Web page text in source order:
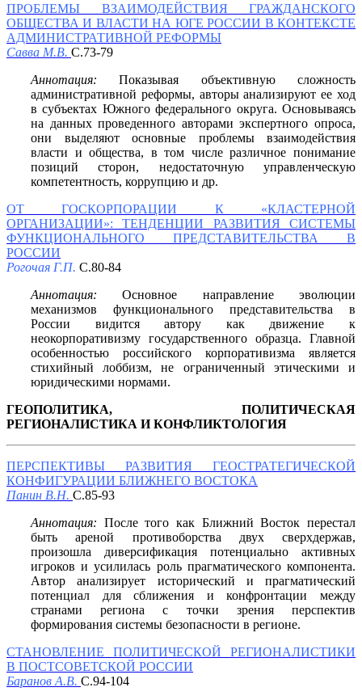
ПРОБЛЕМЫ ВЗАИМОДЕЙСТВИЯ ГРАЖДАНСКОГО
ОБЩЕСТВА И ВЛАСТИ НА ЮГЕ РОССИИ В КОНТЕКСТЕ
АДМИНИСТРАТИВНОЙ РЕФОРМЫ
Савва М.В. С.73-79
Аннотация:Показывая объективную сложность
административной реформы, авторы анализируют ее ход
в субъектах Южного федерального округа. Основываясь
на данных проведенного авторами экспертного опроса,
они выделяют основные проблемы взаимодействия
власти и общества, в том числе различное понимание
позиций сторон, недостаточную управленческую
компетентность, коррупцию и др.
ОТ ГОСКОРПОРАЦИИ К «КЛАСТЕРНОЙ
ОРГАНИЗАЦИИ»: ТЕНДЕНЦИИ РАЗВИТИЯ СИСТЕМЫ
ФУНКЦИОНАЛЬНОГО ПРЕДСТАВИТЕЛЬСТВА В
РОССИИ
Рогочая Г.П. С.80-84
Аннотация:Основное направление эволюции
механизмов функционального представительства в
России видится автору как движение к
неокорпоративизму государственного образца. Главной
особенностью российского корпоративизма является
стихийный лоббизм, не ограниченный этическими и
юридическими нормами.
ГЕОПОЛИТИКА, ПОЛИТИЧЕСКАЯ
РЕГИОНАЛИСТИКА И КОНФЛИКТОЛОГИЯ
ПЕРСПЕКТИВЫ РАЗВИТИЯ ГЕОСТРАТЕГИЧЕСКОЙ
КОНФИГУРАЦИИ БЛИЖНЕГО ВОСТОКА
Панин В.Н. С.85-93
Аннотация: После того как Ближний Восток перестал
быть ареной противоборства двух сверхдержав,
произошла диверсификация потенциально активных
игроков и усилилась роль прагматического компонента.
Автор анализирует исторический и прагматический
потенциал для сближения и конфронтации между
странами региона с точки зрения перспектив
формирования системы безопасности в регионе.
СТАНОВЛЕНИЕ ПОЛИТИЧЕСКОЙ РЕГИОНАЛИСТИКИ
В ПОСТСОВЕТСКОЙ РОССИИ
Баранов А.В. С.94-104